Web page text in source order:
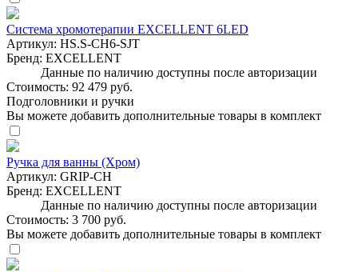
Система хромотерапии EXCELLENT 6LED
Артикул: HS.S-CH6-SJT
Бренд: EXCELLENT
Данные по наличию доступны после авторизации
Стоимость: 92 479 руб.
Подголовники и ручки
Вы можете добавить дополнительные товары в комплект
Ручка для ванны (Хром)
Артикул: GRIP-CH
Бренд: EXCELLENT
Данные по наличию доступны после авторизации
Стоимость: 3 700 руб.
Вы можете добавить дополнительные товары в комплект